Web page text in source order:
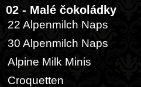
02 - Malé čokoládky
22 Alpenmilch Naps
30 Alpenmilch Naps
Alpine Milk Minis
Croquetten